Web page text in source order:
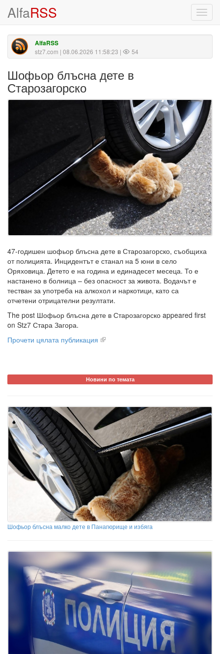
AlfaRSS
AlfaRSS
stz7.com | 08.06.2026 11:58:23 | 54
Шофьор блъсна дете в
Старозагорско
47-годишен шофьор блъсна дете в Старозагорско, съобщиха
от полицията. Инцидентът е станал на 5 юни в село
Оряховица. Детето е на година и единадесет месеца. То е
настанено в болница – без опасност за живота. Водачът е
тестван за употреба на алкохол и наркотици, като са
отчетени отрицателни резултати.
The post Шофьор блъсна дете в Старозагорско appeared first
on Stz7 Стара Загора.
Прочети цялата публикация
Новини по темата
Шофьор блъсна малко дете в Панагюрище и избяга